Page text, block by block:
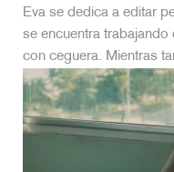
Eva se dedica a editar
se encuentra
con ceguera. Mientras